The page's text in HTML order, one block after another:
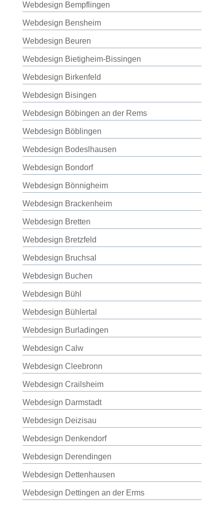
Webdesign Bempflingen
Webdesign Bensheim
Webdesign Beuren
Webdesign Bietigheim-Bissingen
Webdesign Birkenfeld
Webdesign Bisingen
Webdesign Böbingen an der Rems
Webdesign Böblingen
Webdesign Bodeslhausen
Webdesign Bondorf
Webdesign Bönnigheim
Webdesign Brackenheim
Webdesign Bretten
Webdesign Bretzfeld
Webdesign Bruchsal
Webdesign Buchen
Webdesign Bühl
Webdesign Bühlertal
Webdesign Burladingen
Webdesign Calw
Webdesign Cleebronn
Webdesign Crailsheim
Webdesign Darmstadt
Webdesign Deizisau
Webdesign Denkendorf
Webdesign Derendingen
Webdesign Dettenhausen
Webdesign Dettingen an der Erms